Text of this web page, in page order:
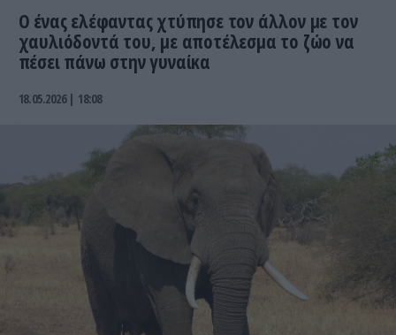
Ο ένας ελέφαντας χτύπησε τον άλλον με τον
χαυλιόδοντά του, με αποτέλεσμα το ζώο να
πέσει πάνω στην γυναίκα
18.05.2026 | 18:08